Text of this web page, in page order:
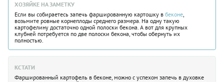
ХОЗЯЙКЕ НА ЗАМЕТКУ
Если вы собираетесь запечь фаршированную картошку в беконе
возьмите ровные корнеплоды среднего размера. На одну такую
картофелину достаточно одной полоски бекона. А вот для крупных
клубней потребуется по две полоски бекона, чтобы обернуть их
полностью.
КСТАТИ
Фаршированный картофель в беконе, можно с успехом запечь в духовке